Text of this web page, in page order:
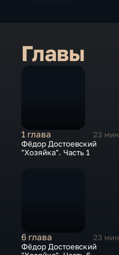
Главы
1 глава
23 мин
Фёдор Достоевский
"Хозяйка". Часть 1
6 глава
23 мин
Фёдор Достоевский